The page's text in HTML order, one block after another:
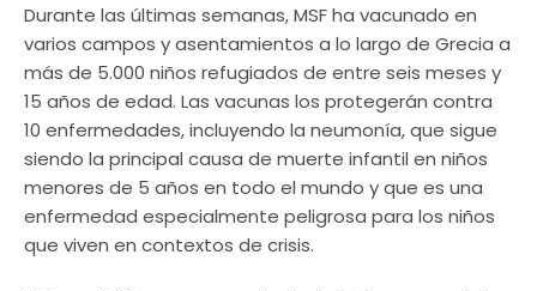
Durante las últimas semanas, MSF ha vacunado en
varios campos y asentamientos a lo largo de Grecia a
más de 5.000 niños refugiados de entre seis meses y
15 años de edad. Las vacunas los protegerán contra
10 enfermedades, incluyendo la neumonía, que sigue
siendo la principal causa de muerte infantil en niños
menores de 5 años en todo el mundo y que es una
enfermedad especialmente peligrosa para los niños
que viven en contextos de crisis.